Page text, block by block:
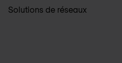
Solutions de réseaux